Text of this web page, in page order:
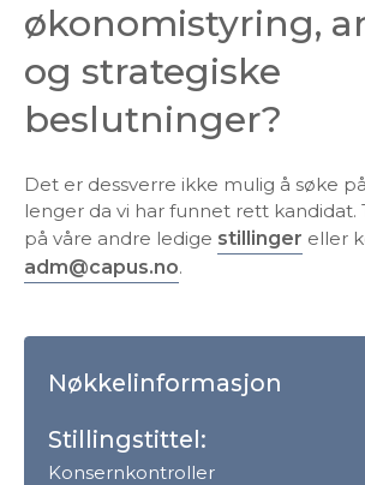
økonomistyring,
og strategiske
beslutninger?
Det er dessverre ikke mulig å søke
lenger da vi har funnet rett kandidat.
på våre andre ledige stillinger eller
adm@capus.no.
Nøkkelinformasjon
Stillingstittel:
Konsernkontroller